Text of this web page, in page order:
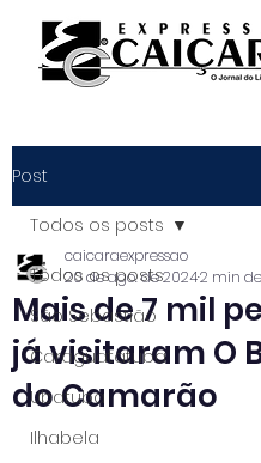
Post
Todos os posts
São Sebastião
Caraguatatuba
Ubatuba
Ilhabela
Todos os posts
Mais de 7 mil
já visitaram O
do Camarão
caicaraexpressao
20 de ago. de 20242 min